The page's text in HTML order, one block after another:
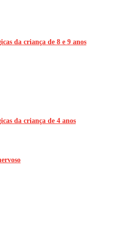
da criança de 8 e 9 anos
da criança de 4 anos